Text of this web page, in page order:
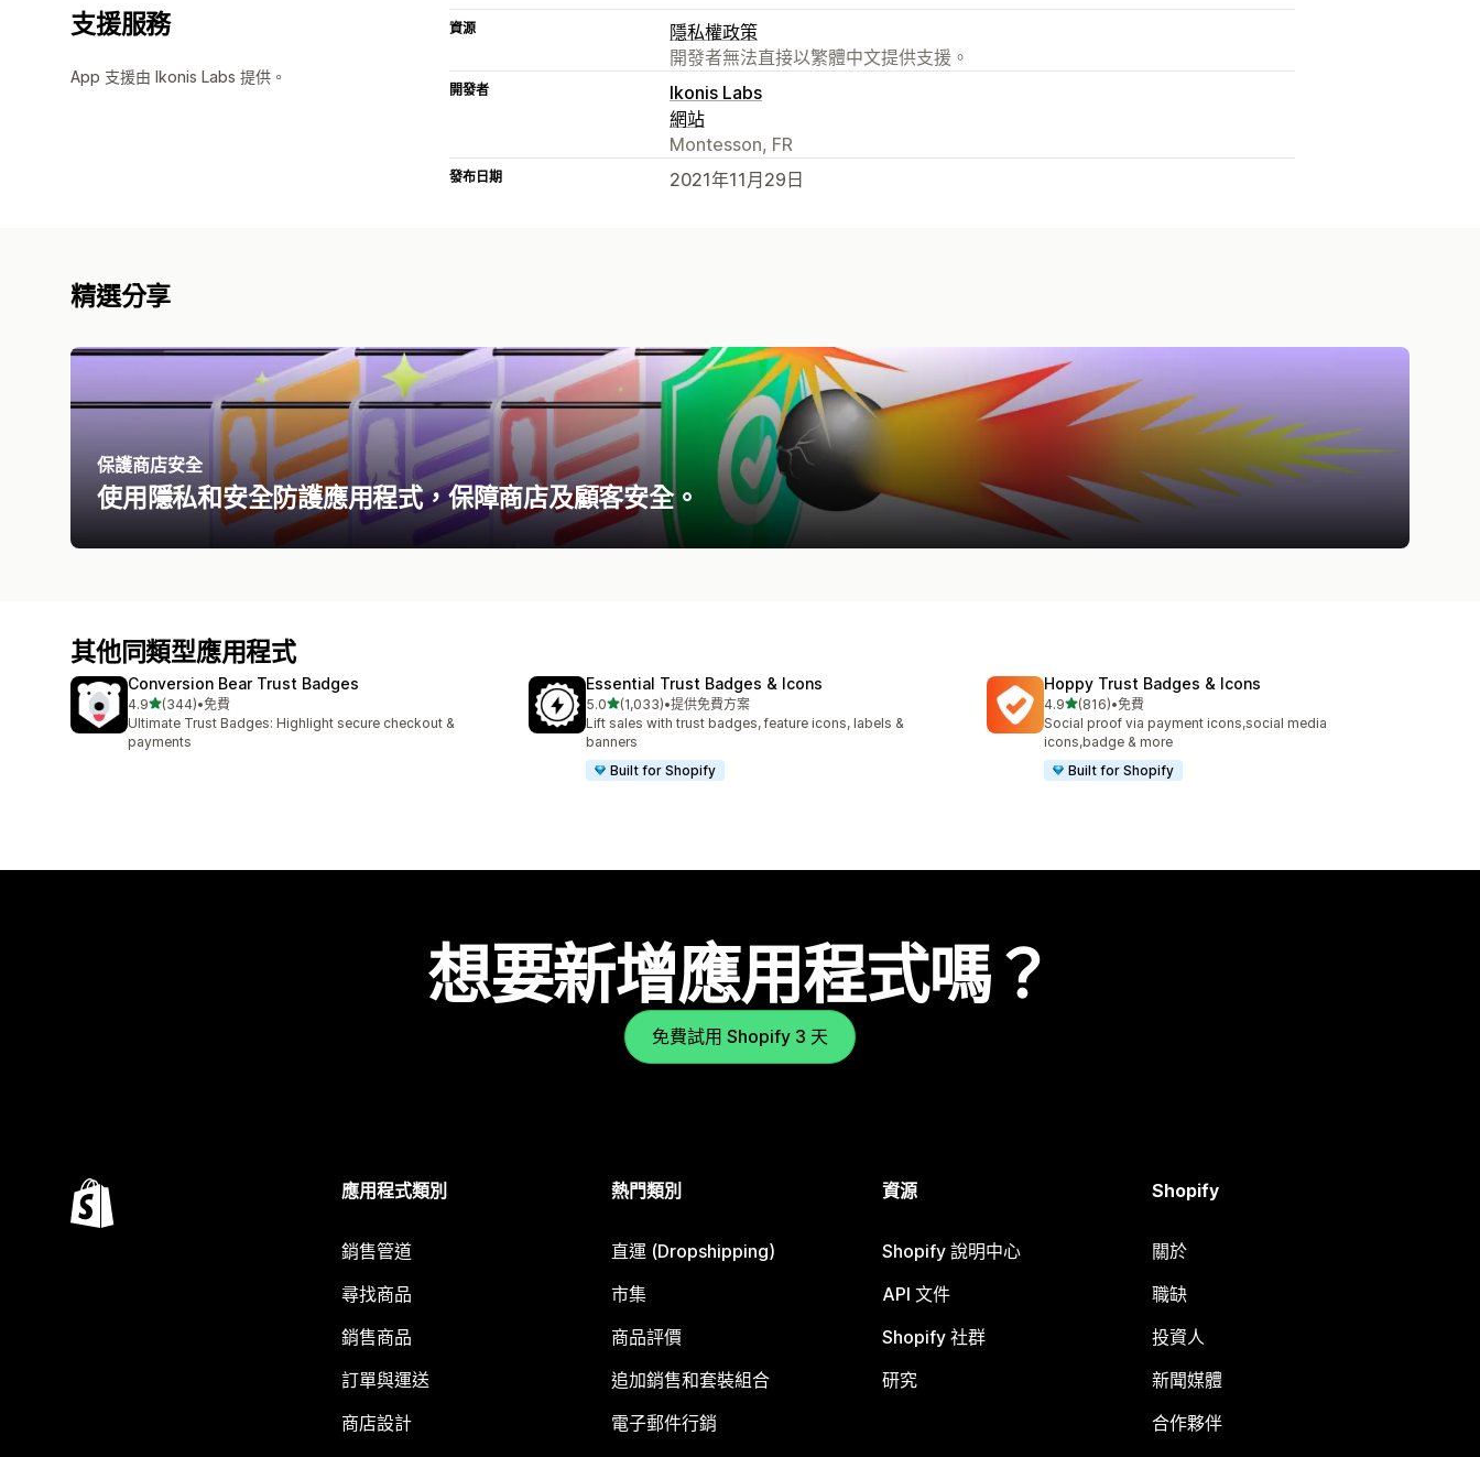
支援服務
App 支援由 Ikonis Labs 提供。
資源
隱私權政策
開發者無法直接以繁體中文提供支援。
開發者
Ikonis Labs
網站
Montesson, FR
發布日期 2021年11月29日
精選分享
保護商店安全
使用隱私和安全防護應用程式，保障商店及顧客安全。
其他同類型應用程式
Conversion Bear Trust Badges
4.9滿分 5 顆星
(344)
共有 344 則評價
•免費
Ultimate Trust Badges: Highlight secure checkout &
payments
Essential Trust Badges & Icons
5.0滿分 5 顆星
(1,033)
共有 1033 則評價
•提供免費方案
Lift sales with trust badges, feature icons, labels &
banners
Built for Shopify
Hoppy Trust Badges & Icons
4.9滿分 5 顆星
(816)
共有 816 則評價
•免費
Social proof via payment icons,social media
icons,badge & more
Built for Shopify
想要新增應用程式嗎？
免費試用 Shopify 3 天
應用程式類別
銷售管道
尋找商品
銷售商品
訂單與運送
商店設計
熱門類別
直運 (Dropshipping)
市集
商品評價
追加銷售和套裝組合
電子郵件行銷
資源
Shopify 說明中心
API 文件
Shopify 社群
研究
Shopify
關於
職缺
投資人
新聞媒體
合作夥伴